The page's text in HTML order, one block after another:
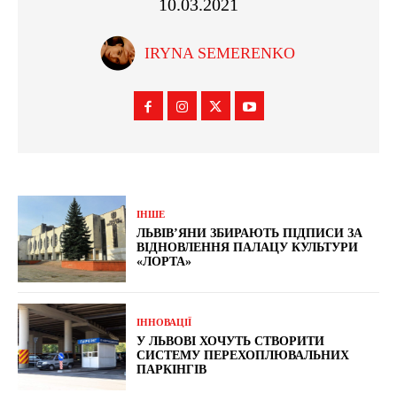
10.03.2021
IRYNA SEMERENKO
ІНШЕ
ЛЬВІВ’ЯНИ ЗБИРАЮТЬ ПІДПИСИ ЗА
ВІДНОВЛЕННЯ ПАЛАЦУ КУЛЬТУРИ
«ЛОРТА»
ІННОВАЦІЇ
У ЛЬВОВІ ХОЧУТЬ СТВОРИТИ
СИСТЕМУ ПЕРЕХОПЛЮВАЛЬНИХ
ПАРКІНГІВ